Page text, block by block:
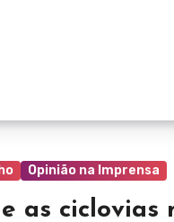
Opinião na Imprensa
as ciclovias